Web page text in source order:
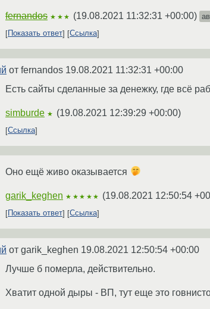
fernandos ★★★ (19.08.2021 11:32:31 +00:00)
Показать ответ
Ссылка
от fernandos 19.08.2021 11:32:31 +00:00
Есть сайты сделанные за денежку, где всё
simburde ★ (19.08.2021 12:39:29 +00:00)
Ссылка
Оно ещё живо оказывается
garik_keghen ★★★★★ (19.08.2021 12:50:54
Показать ответ Ссылка
от garik_keghen 19.08.2021 12:50:54 +00:00
Лучше б померла, действительно.
Хватит одной дыры - ВП, тут еще это